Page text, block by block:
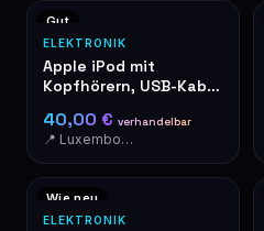
Gut
ELEKTRONIK
Apple iPod mit
Kopfhörern, USB-Kabel
40,00 € verhandelbar
📍 Luxembourg-Cents
Wie neu
ELEKTRONIK